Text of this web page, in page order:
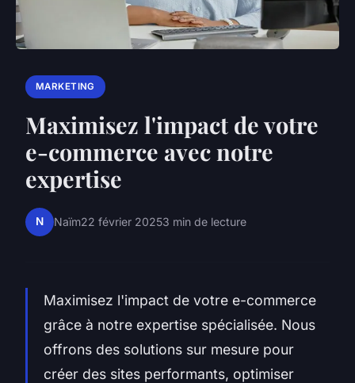
MARKETING
Maximisez l'impact de votre
e-commerce avec notre
expertise
N Naïm22 février 20253 min de lecture
Maximisez l'impact de votre e-commerce
grâce à notre expertise spécialisée. Nous
offrons des solutions sur mesure pour
créer des sites performants, optimiser